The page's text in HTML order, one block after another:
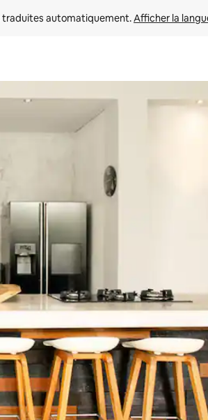
automatiquement. Afficher la
pour les parcourir ou en appuyant et en